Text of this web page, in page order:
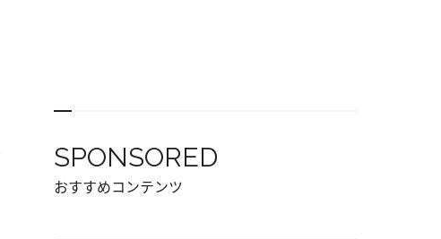
SPONSORED
おすすめコンテンツ